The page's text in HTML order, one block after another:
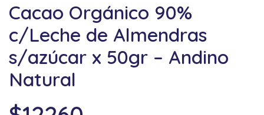
Cacao Orgánico 90%
c/Leche de Almendras
s/azúcar x 50gr – Andino
Natural